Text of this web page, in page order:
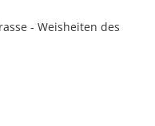
- Weisheiten des